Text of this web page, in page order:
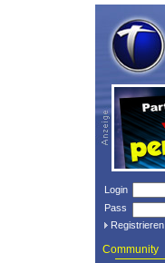
Login
Pass
Registrieren
Community